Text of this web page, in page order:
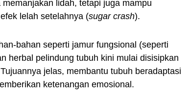
lidah, tetapi juga mampu
lelah setelahnya (sugar crash).
bahan seperti jamur fungsional (seperti
herbal pelindung tubuh kini mulai disisipkan
jelas, membantu tubuh beradaptasi
ketenangan emosional.